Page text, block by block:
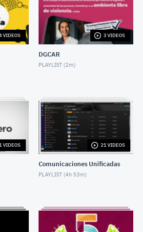
TEMAS DE LA SEMANA 6 JULIO 2026
2026
TEMAS DE LA SEMANA 29 junio 2026
TEMAS DE LA SEMANA 15 junio 2026
TEMAS DE LA SEMANA 8 junio 2026
2026
TEMAS DE LA SEMANA 25 MAY 2026
TEMAS DE LA SEMANA 18 mayo 2026
2026
VIDEOS 3 VIDEOS
DGCAR
PLAYLIST (2m)
VIDEOS 21 VIDEOS
Comunicaciones Unificadas
PLAYLIST (4h 53m)